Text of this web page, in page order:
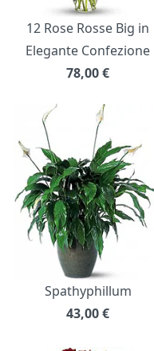
12 Rose Rosse Big in
Elegante Confezione
78,00€
Spathyphillum
43,00€